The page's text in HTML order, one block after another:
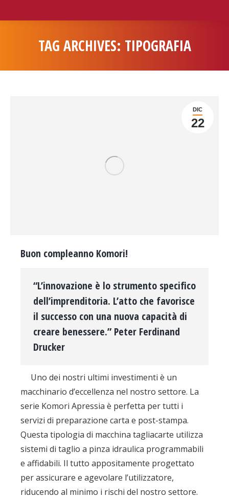
TAG ARCHIVES: TIPOGRAFIA
DIC
22
Buon compleanno Komori!
“L’innovazione è lo strumento specifico
dell’imprenditoria. L’atto che favorisce
il successo con una nuova capacità di
creare benessere.” Peter Ferdinand
Drucker
Uno dei nostri ultimi investimenti è un
macchinario d’eccellenza nel nostro settore. La
serie Komori Apressia è perfetta per tutti i
servizi di preparazione carta e post-stampa.
Questa tipologia di macchina tagliacarte utilizza
sistemi di taglio a pinza idraulica programmabili
e affidabili. Il tutto appositamente progettato
per assicurare e agevolare l’utilizzatore,
riducendo al minimo i rischi del nostro settore.